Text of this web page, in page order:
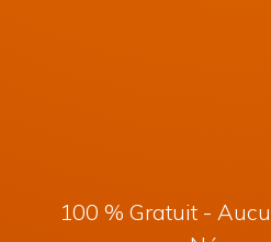
100 % Gratuit -